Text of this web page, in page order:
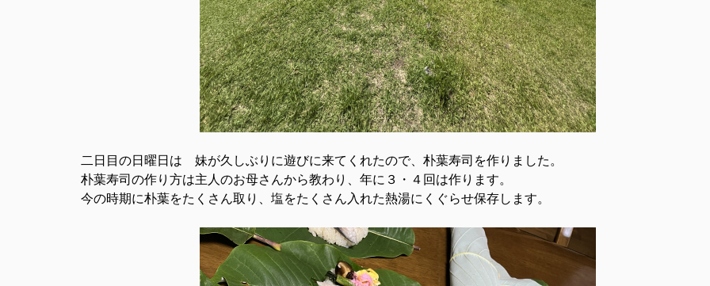
二日目の日曜日は 妹が久しぶりに遊びに来てくれたので、朴葉寿司を作りました。
朴葉寿司の作り方は主人のお母さんから教わり、年に３・４回は作ります。
今の時期に朴葉をたくさん取り、塩をたくさん入れた熱湯にくぐらせ保存します。